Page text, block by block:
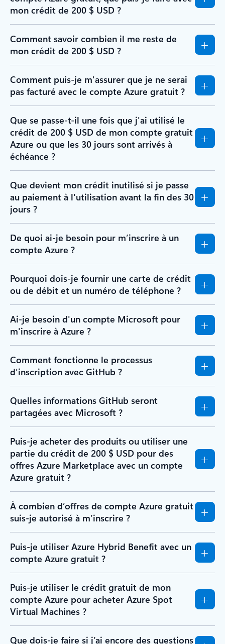
mon crédit de 200 $ USD ?
Comment savoir combien il me reste de
mon crédit de 200 $ USD ?
Comment puis-je m'assurer que je ne serai
pas facturé avec le compte Azure gratuit ?
Que se passe-t-il une fois que j'ai utilisé le
crédit de 200 $ USD de mon compte gratuit
Azure ou que les 30 jours sont arrivés à
échéance ?
Que devient mon crédit inutilisé si je passe
au paiement à l'utilisation avant la fin des 30
jours ?
De quoi ai-je besoin pour m’inscrire à un
compte Azure ?
Pourquoi dois-je fournir une carte de crédit
ou de débit et un numéro de téléphone ?
Ai-je besoin d'un compte Microsoft pour
m'inscrire à Azure ?
Comment fonctionne le processus
d'inscription avec GitHub ?
Quelles informations GitHub seront
partagées avec Microsoft ?
Puis-je acheter des produits ou utiliser une
partie du crédit de 200 $ USD pour des
offres Azure Marketplace avec un compte
Azure gratuit ?
À combien d’offres de compte Azure gratuit
suis-je autorisé à m’inscrire ?
Puis-je utiliser Azure Hybrid Benefit avec un
compte Azure gratuit ?
Puis-je utiliser le crédit gratuit de mon
compte Azure pour acheter Azure Spot
Virtual Machines ?
Que dois-je faire si j’ai encore des questions